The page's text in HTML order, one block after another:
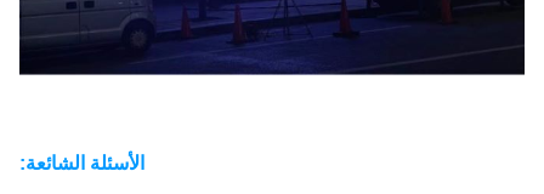
الأسئلة الشائعة: